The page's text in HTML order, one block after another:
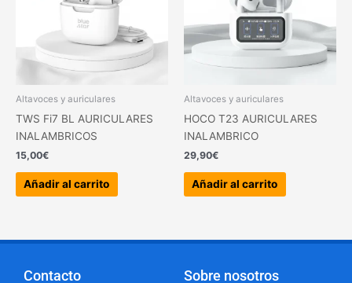
Altavoces y auriculares
TWS Fi7 BL AURICULARES
INALAMBRICOS
15,00€
Añadir al carrito
Altavoces y auriculares
HOCO T23 AURICULARES
INALAMBRICO
29,90€
Añadir al carrito
Contacto Sobre nosotros